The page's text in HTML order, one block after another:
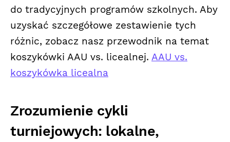
do tradycyjnych programów szkolnych. Aby
uzyskać szczegółowe zestawienie tych
różnic, zobacz nasz przewodnik na temat
koszykówki AAU vs. licealnej. AAU vs.
koszykówka licealna
Zrozumienie cykli
turniejowych: lokalne,